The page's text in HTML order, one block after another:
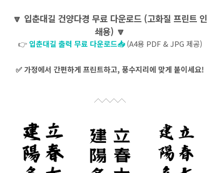
🔽 입춘대길 건양다경 무료 다운로드 (고화질 프린트 인
쇄용) 🔽
👉 입춘대길 출력 무료 다운로드📥(A4용 PDF & JPG 제공)
✅ 가정에서 간편하게 프린트하고, 풍수지리에 맞게 붙이세요!